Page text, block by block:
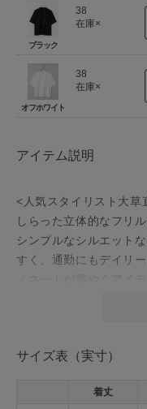
ブラック
38
在庫×
オフホワイト
38
在庫×
アイテム説明
<人気スタイリスト大草
しらった立体的なフリ
シンプルなシルエット
すく、通勤にもデイリ
配送料
サイズ表（実寸）
着丈